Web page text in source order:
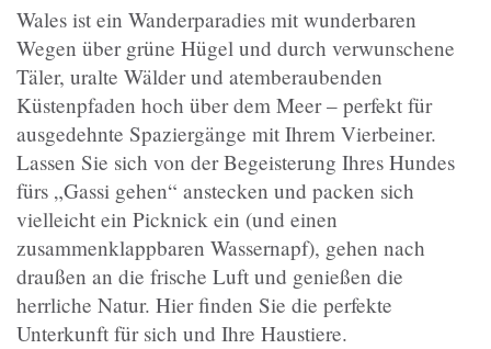
Wales ist ein Wanderparadies mit wunderbaren
Wegen über grüne Hügel und durch verwunschene
Täler, uralte Wälder und atemberaubenden
Küstenpfaden hoch über dem Meer – perfekt für
ausgedehnte Spaziergänge mit Ihrem Vierbeiner.
Lassen Sie sich von der Begeisterung Ihres Hundes
fürs „Gassi gehen“ anstecken und packen sich
vielleicht ein Picknick ein (und einen
zusammenklappbaren Wassernapf), gehen nach
draußen an die frische Luft und genießen die
herrliche Natur. Hier finden Sie die perfekte
Unterkunft für sich und Ihre Haustiere.